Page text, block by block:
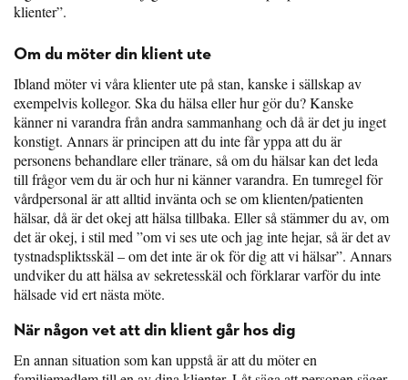
klienter”.
Om du möter din klient ute
Ibland möter vi våra klienter ute på stan, kanske i sällskap av
exempelvis kollegor. Ska du hälsa eller hur gör du? Kanske
känner ni varandra från andra sammanhang och då är det ju inget
konstigt. Annars är principen att du inte får yppa att du är
personens behandlare eller tränare, så om du hälsar kan det leda
till frågor vem du är och hur ni känner varandra. En tumregel för
vårdpersonal är att alltid invänta och se om klienten/patienten
hälsar, då är det okej att hälsa tillbaka. Eller så stämmer du av, om
det är okej, i stil med ”om vi ses ute och jag inte hejar, så är det av
tystnadspliktsskäl – om det inte är ok för dig att vi hälsar”. Annars
undviker du att hälsa av sekretesskäl och förklarar varför du inte
hälsade vid ert nästa möte.
När någon vet att din klient går hos dig
En annan situation som kan uppstå är att du möter en